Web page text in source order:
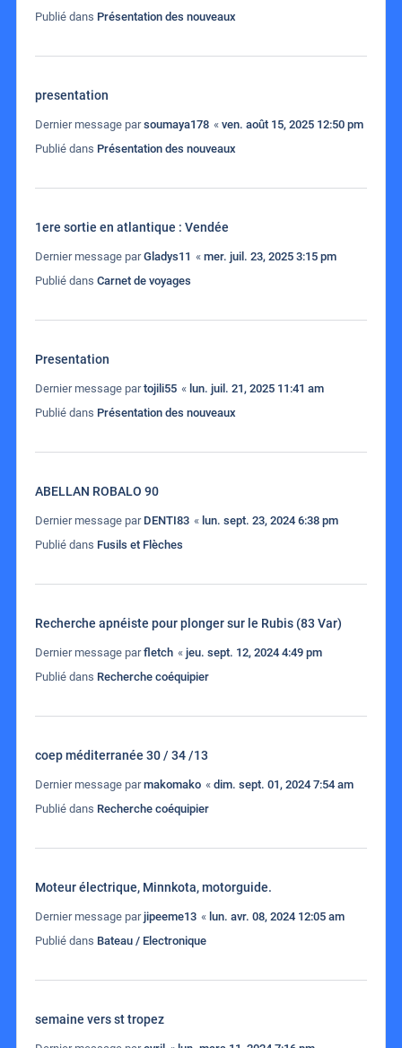
Publié dans Présentation des nouveaux
presentation
Dernier message parsoumaya178 « ven. août 15, 2025 12:50 pm
Publié dans Présentation des nouveaux
1ere sortie en atlantique : Vendée
Dernier message parGladys11 « mer. juil. 23, 2025 3:15 pm
Publié dans Carnet de voyages
Presentation
Dernier message partojili55 « lun. juil. 21, 2025 11:41 am
Publié dans Présentation des nouveaux
ABELLAN ROBALO 90
Dernier message par DENTI83 « lun. sept. 23, 2024 6:38 pm
Publié dans Fusils et Flèches
Recherche apnéiste pour plonger sur le Rubis (83 Var)
Dernier message parfletch « jeu. sept. 12, 2024 4:49 pm
Publié dans Recherche coéquipier
coep méditerranée 30 / 34 /13
Dernier message parmakomako « dim. sept. 01, 2024 7:54 am
Publié dans Recherche coéquipier
Moteur électrique, Minnkota, motorguide.
Dernier message parjipeeme13 « lun. avr. 08, 2024 12:05 am
Publié dans Bateau / Electronique
semaine vers st tropez